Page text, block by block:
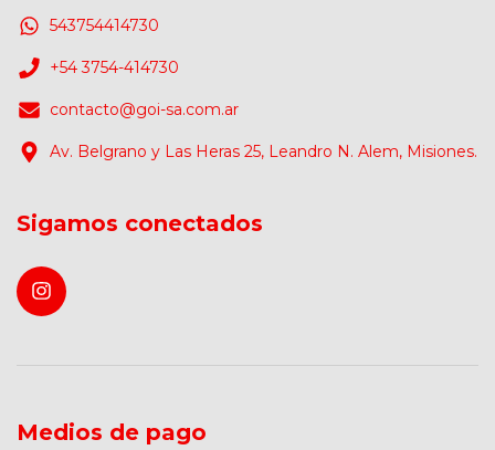
543754414730
+54 3754-414730
contacto@goi-sa.com.ar
Av. Belgrano y Las Heras 25, Leandro N. Alem, Misiones.
Sigamos conectados
Medios de pago